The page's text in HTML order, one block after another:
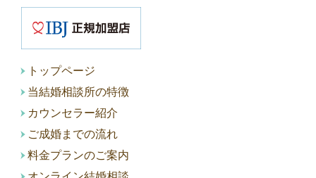
トップページ
当結婚相談所の特徴
カウンセラー紹介
ご成婚までの流れ
料金プランのご案内